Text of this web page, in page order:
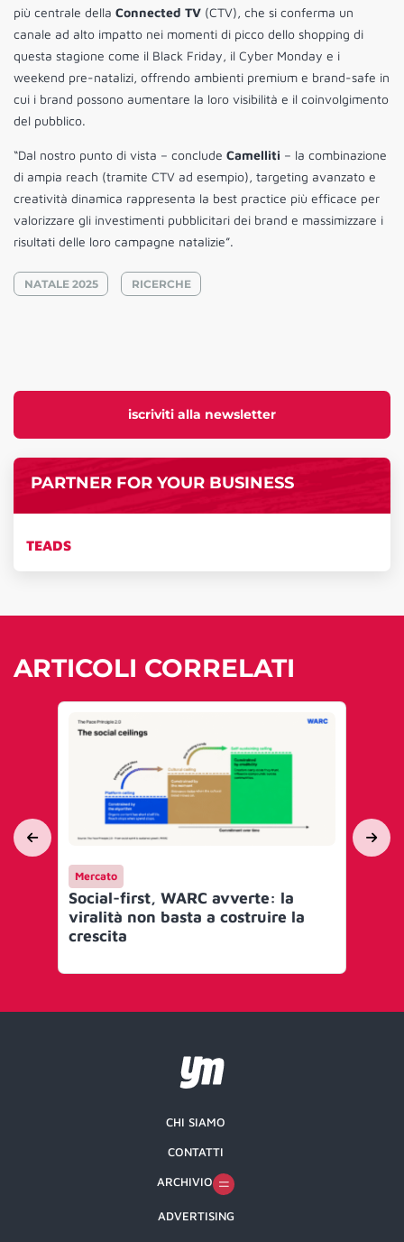
iscriviti alla newsletter
PARTNER FOR YOUR BUSINESS
TEADS
più centrale della Connected TV (CTV), che si conferma un
canale ad alto impatto nei momenti di picco dello shopping di
questa stagione come il Black Friday, il Cyber Monday e i
weekend pre-natalizi, offrendo ambienti premium e brand-safe in
cui i brand possono aumentare la loro visibilità e il coinvolgimento
del pubblico.
“Dal nostro punto di vista – conclude Camelliti – la combinazione
di ampia reach (tramite CTV ad esempio), targeting avanzato e
creatività dinamica rappresenta la best practice più efficace per
valorizzare gli investimenti pubblicitari dei brand e massimizzare i
risultati delle loro campagne natalizie”.
NATALE 2025 RICERCHE
ARTICOLI CORRELATI
Mercato
Social-first, WARC avverte: la
viralità non basta a costruire la
crescita
CHI SIAMO
CONTATTI
ARCHIVIO
ADVERTISING